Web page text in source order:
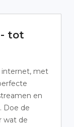
tot
internet, met
en
Doe de
wat de